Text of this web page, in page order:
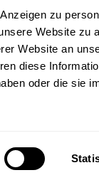
zu
Website zu
Website an
diese
oder die sie
and managed by